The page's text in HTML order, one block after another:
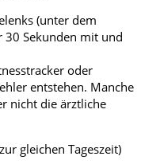
(unter dem
30 Sekunden mit und
oder
entstehen. Manche
nicht die ärztliche
gleichen Tageszeit)